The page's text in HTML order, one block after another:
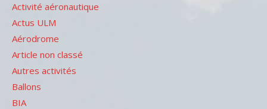
Activité aéronautique
Actus ULM
Aérodrome
Article non classé
Autres activités
Ballons
BIA